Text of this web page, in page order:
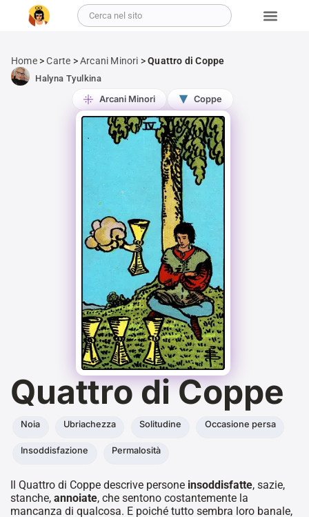
Home>Carte >Arcani Minori >Quattro di Coppe
Halyna Tyulkina
Arcani Minori Coppe
Quattro di Coppe
Noia Ubriachezza Solitudine Occasione persa
Insoddisfazione Permalosità
Il Quattro di Coppe descrive persone insoddisfatte, sazie,
stanche, annoiate, che sentono costantemente la
mancanza di qualcosa. E poiché tutto sembra loro banale,